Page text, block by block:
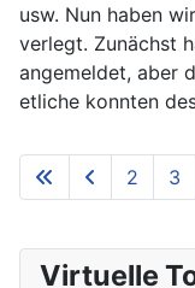
usw. Nun haben
verlegt. Zunächst
angemeldet, aber
etliche konnten
2 3
Virtuelle